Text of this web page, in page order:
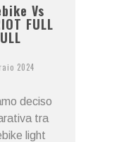
Vs
FULL
2024
deciso
tra
light